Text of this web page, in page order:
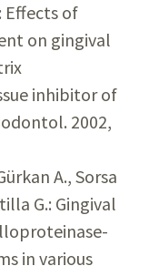
Effects of
on gingival
inhibitor of
2002,
A., Sorsa
G.: Gingival
in various